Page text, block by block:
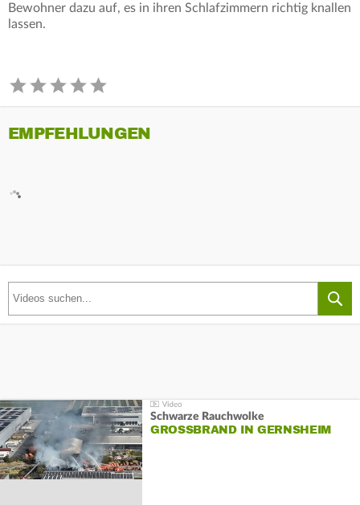
Bewohner dazu auf, es in ihren Schlafzimmern richtig knallen
lassen.
EMPFEHLUNGEN
Schwarze Rauchwolke
GROSSBRAND IN GERNSHEIM